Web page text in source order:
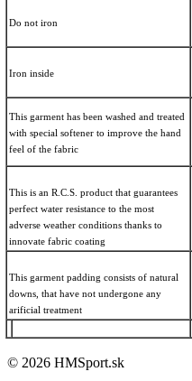
Do not iron
Iron inside
This garment has been washed and treated
with special softener to improve the hand
feel of the fabric
This is an R.C.S. product that guarantees
perfect water resistance to the most
adverse weather conditions thanks to
innovate fabric coating
This garment padding consists of natural
downs, that have not undergone any
arificial treatment
© 2026 HMSport.sk